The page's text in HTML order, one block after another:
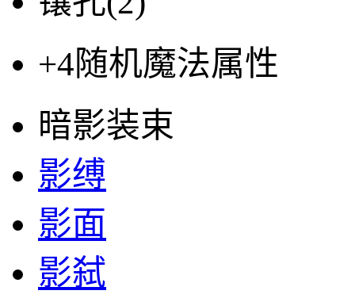
+4随机魔法属性
暗影装束
影缚
影面
影弑